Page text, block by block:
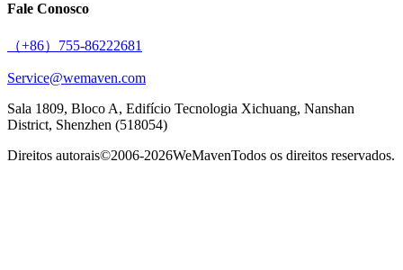
Fale Conosco
（+86）755-86222681
Service@wemaven.com
Sala 1809, Bloco A, Edifício Tecnologia Xichuang, Nanshan
District, Shenzhen (518054)
Direitos autorais©2006-2026WeMavenTodos os direitos reservados.